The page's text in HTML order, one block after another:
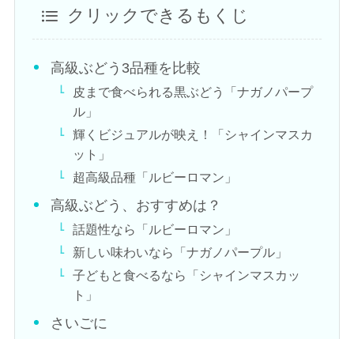
クリックできるもくじ
高級ぶどう3品種を比較
皮まで食べられる黒ぶどう「ナガノパープ
ル」
輝くビジュアルが映え！「シャインマスカ
ット」
超高級品種「ルビーロマン」
高級ぶどう、おすすめは？
話題性なら「ルビーロマン」
新しい味わいなら「ナガノパープル」
子どもと食べるなら「シャインマスカッ
ト」
さいごに